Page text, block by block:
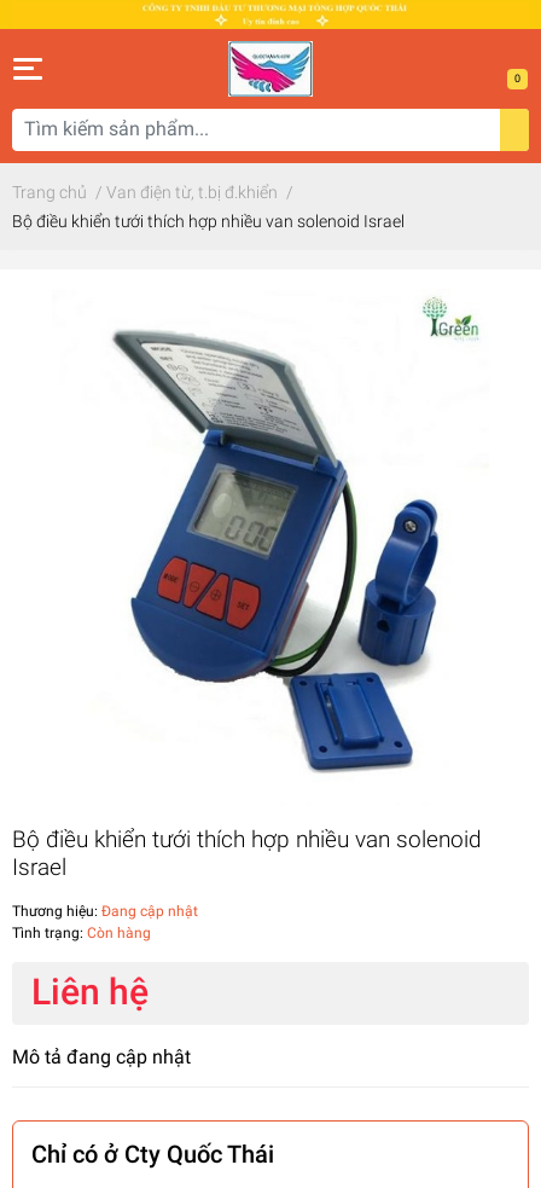
0
Trang chủ / Van điện từ, t.bị đ.khiển /
Bộ điều khiển tưới thích hợp nhiều van solenoid Israel
Bộ điều khiển tưới thích hợp nhiều van solenoid
Israel
Thương hiệu: Đang cập nhật
Tình trạng: Còn hàng
Liên hệ
Mô tả đang cập nhật
Chỉ có ở Cty Quốc Thái